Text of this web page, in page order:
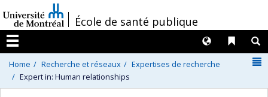
au
contenu
/École de santé publique
Menu
Liens
Langues
Home Recherche et réseaux
Expertises de recherche
Expert in: Human relationships